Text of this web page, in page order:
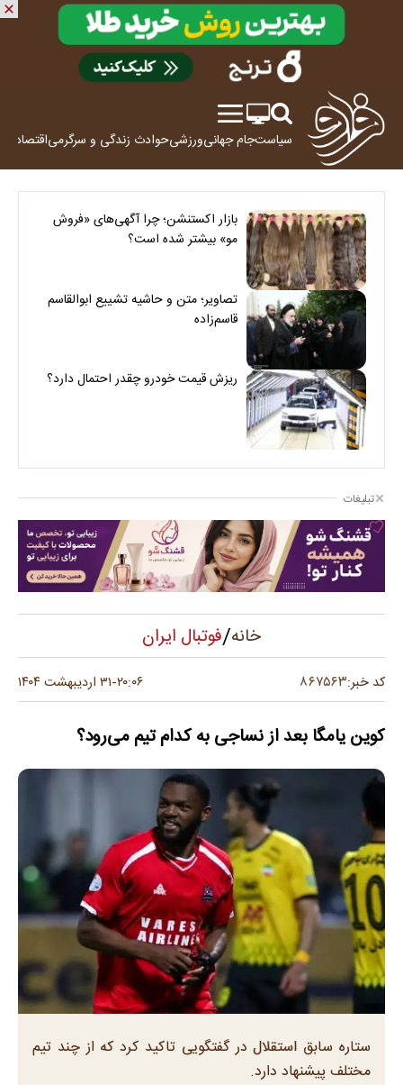
سیاستجام جهانیورزشیحوادث زندگی و سرگرمیاقتصاد
بازار اکستنشن؛ چرا آگهی‌های «فروش
مو» بیشتر شده است؟
تصاویر؛ متن و حاشیه تشییع ابوالقاسم
قاسم‌زاده
ریزش قیمت خودرو چقدر احتمال دارد؟
تبلیغات
خانه/فوتبال ایران
کد خبر:۸۶۷۵۶۳ ۲۰:۰۶-۳۱ اردیبهشت ۱۴۰۴
کوین یامگا بعد از نساجی به کدام تیم می‌رود؟
ستاره سابق استقلال در گفتگویی تاکید کرد که از چند تیم
مختلف پیشنهاد دارد.